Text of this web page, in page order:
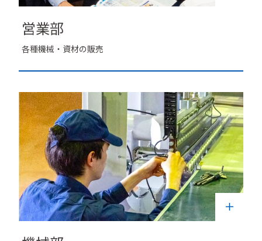
営業部
各種機械・資材の販売